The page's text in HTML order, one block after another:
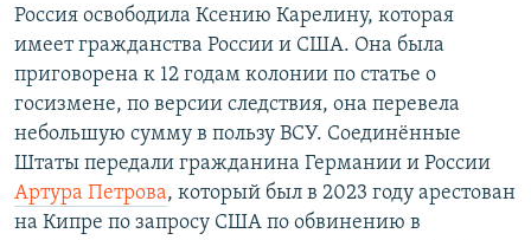
Россия освободила Ксению Карелину, которая
имеет гражданства России и США. Она была
приговорена к 12 годам колонии по статье о
госизмене, по версии следствия, она перевела
небольшую сумму в пользу ВСУ. Соединённые
Штаты передали гражданина Германии и России
Артура Петрова, который был в 2023 году арестован
на Кипре по запросу США по обвинению в